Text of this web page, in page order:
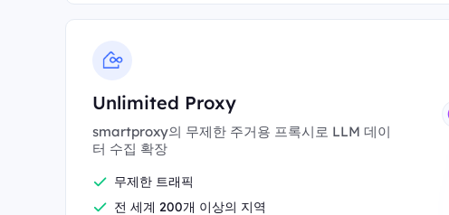
Unlimited Proxy
smartproxy의 무제한 주거용 프록시로 LLM 데이
터 수집 확장
무제한 트래픽
전 세계 200개 이상의 지역